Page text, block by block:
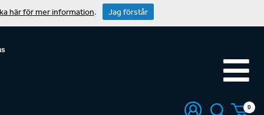
0
här för mer information. Jag förstår